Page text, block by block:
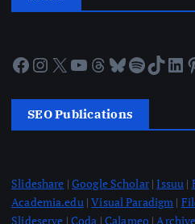
Facebook Instagram X YouTube Threads Bluesky Spotify TikTok LinkedIn Pinterest
SEO Publications
Slideshare | Google Scholar|Issuu |
Academia.edu|Visual Paradigm |
Slideserve | Coda | Calameo|